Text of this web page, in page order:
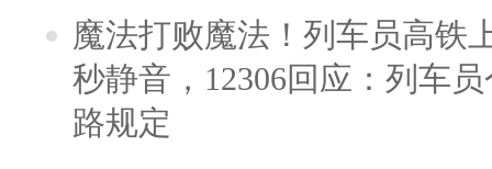
魔法打败魔法！列车员高铁
秒静音，12306回应：列车
路规定